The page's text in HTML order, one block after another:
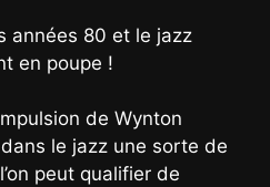
années 80 et le jazz
en poupe !
de Wynton
le jazz une sorte de
peut qualifier de